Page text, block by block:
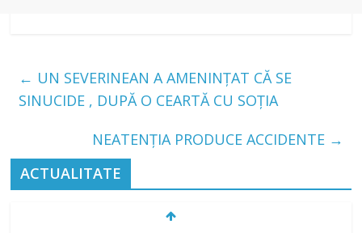
← UN SEVERINEAN A AMENINȚAT CĂ SE
SINUCIDE , DUPĂ O CEARTĂ CU SOȚIA
NEATENȚIA PRODUCE ACCIDENTE →
ACTUALITATE